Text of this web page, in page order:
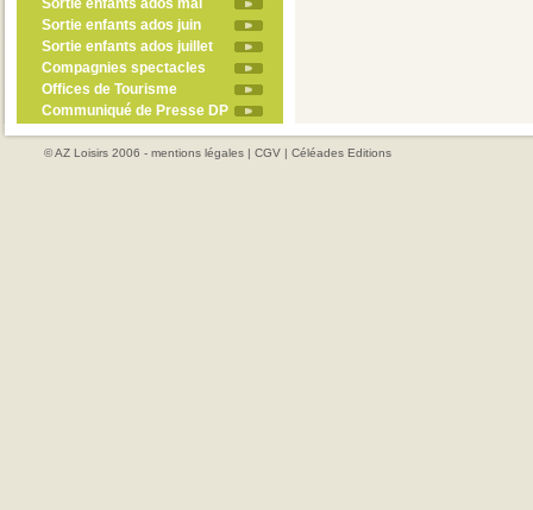
Sortie enfants ados mai
Sortie enfants ados juin
Sortie enfants ados juillet
Compagnies spectacles
Offices de Tourisme
Communiqué de Presse DP
© AZ Loisirs 2006 - mentions légales | CGV | Céléades Editions